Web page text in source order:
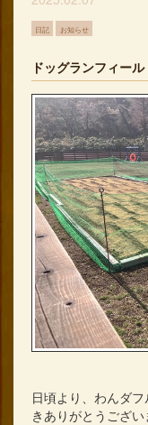
日記 お知らせ
ドッグランフィー
日頃より、わんダ
きありがとうござい